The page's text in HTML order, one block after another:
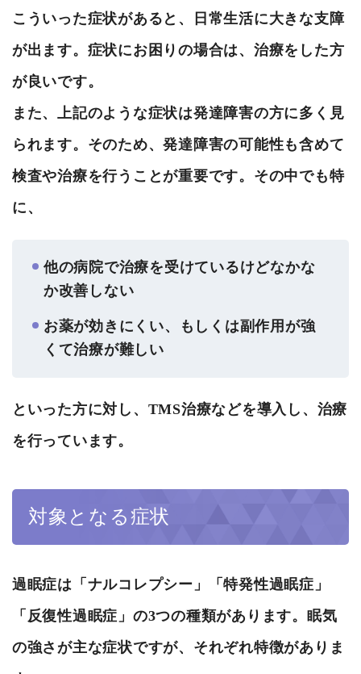
こういった症状があると、日常生活に大きな支障
が出ます。症状にお困りの場合は、治療をした方
が良いです。
また、上記のような症状は発達障害の方に多く見
られます。そのため、発達障害の可能性も含めて
検査や治療を行うことが重要です。その中でも特
に、
他の病院で治療を受けているけどなかな
か改善しない
お薬が効きにくい、もしくは副作用が強
くて治療が難しい
といった方に対し、TMS治療などを導入し、治療
を行っています。
対象となる症状
過眠症は 「ナルコレプシー」「特発性過眠症」
「反復性過眠症」 の3つの種類があります。眠気
の強さが主な症状ですが、それぞれ特徴がありま